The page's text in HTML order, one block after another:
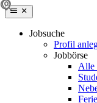
Jobsuche
Profil
Jobbörse
Alle